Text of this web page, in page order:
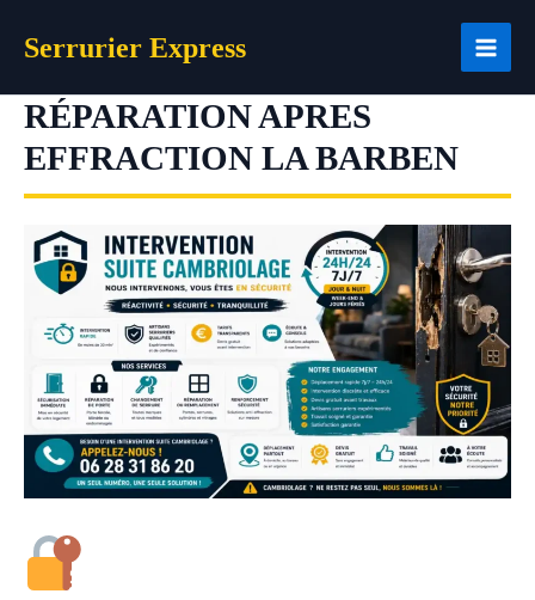
Serrurier Express
RÉPARATION APRES
EFFRACTION LA BARBEN